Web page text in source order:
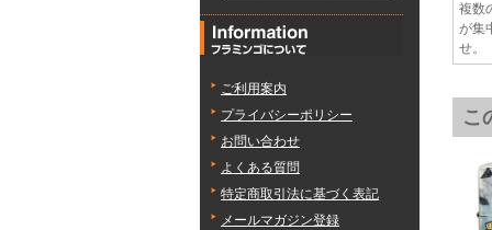
複数
が集
せ。
こ
ご利用案内
プライバシーポリシー
お問い合わせ
よくある質問
特定商取引法に基づく表記
メールマガジン登録